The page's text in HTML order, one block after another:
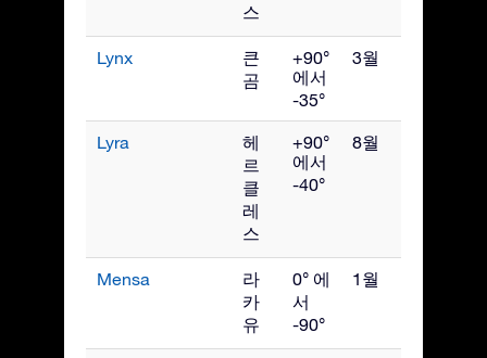
스
Lynx
큰
곰
+90°
에서
-35°
3월
Lyra
헤
르
클
레
스
+90°
에서
-40°
8월
Mensa
라
카
유
0° 에
서
-90°
1월